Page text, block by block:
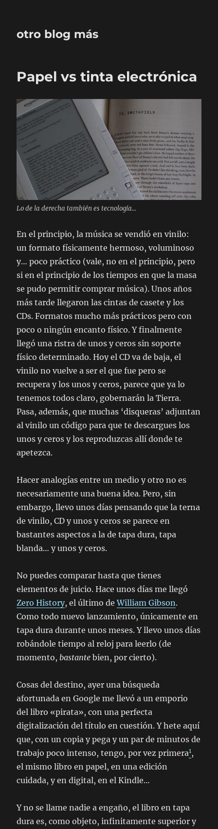
otro blog más
Papel vs tinta electrónica
Lo de la derecha también es tecnología...
En el principio, la música se vendió en vinilo:
un formato físicamente hermoso, voluminoso
y… poco práctico (vale, no en el principio, pero
si en el principio de los tiempos en que la masa
se pudo permitir comprar música). Unos años
más tarde llegaron las cintas de casete y los
CDs. Formatos mucho más prácticos pero con
poco o ningún encanto físico. Y finalmente
llegó una ristra de unos y ceros sin soporte
físico determinado. Hoy el CD va de baja, el
vinilo no vuelve a ser el que fue pero se
recupera y los unos y ceros, parece que ya lo
tenemos todos claro, gobernarán la Tierra.
Pasa, además, que muchas ‘disqueras’ adjuntan
al vinilo un código para que te descargues los
unos y ceros y los reproduzcas allí donde te
apetezca.
Hacer analogías entre un medio y otro no es
necesariamente una buena idea. Pero, sin
embargo, llevo unos días pensando que la terna
de vinilo, CD y unos y ceros se parece en
bastantes aspectos a la de tapa dura, tapa
blanda… y unos y ceros.
No puedes comparar hasta que tienes
elementos de juicio. Hace unos días me llegó
Zero History, el último deWilliam Gibson.
Como todo nuevo lanzamiento, únicamente en
tapa dura durante unos meses. Y llevo unos días
robándole tiempo al reloj para leerlo (de
momento, bastante bien, por cierto).
Cosas del destino, ayer una búsqueda
afortunada en Google me llevó a un emporio
del libro «pirata», con una perfecta
digitalización del título en cuestión. Y hete aquí
que, con un copia y pega y un par de minutos de
trabajo poco intenso, tengo, por vez primera1 ,
el mismo libro en papel, en una edición
cuidada, y en digital, en el Kindle…
Y no se llame nadie a engaño, el libro en tapa
dura es, como objeto, infinitamente superior y